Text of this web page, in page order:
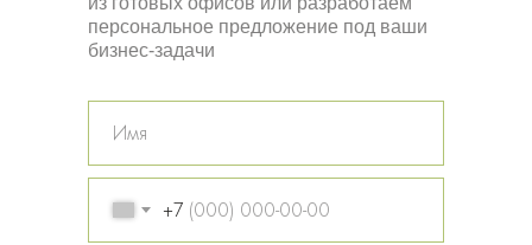
+7
персональное предложение под ваши
бизнес-задачи